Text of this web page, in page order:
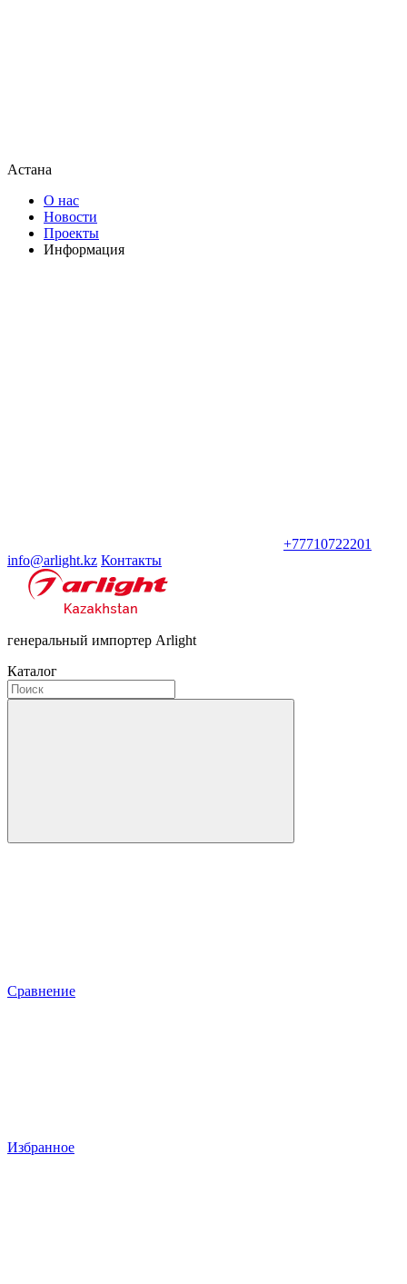
Астана
О нас
Новости
Проекты
Информация
+77710722201
info@arlight.kz Контакты
генеральный импортер Arlight
Каталог
Сравнение
Избранное